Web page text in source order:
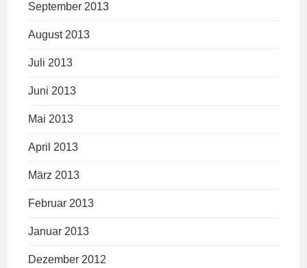
September 2013
August 2013
Juli 2013
Juni 2013
Mai 2013
April 2013
März 2013
Februar 2013
Januar 2013
Dezember 2012